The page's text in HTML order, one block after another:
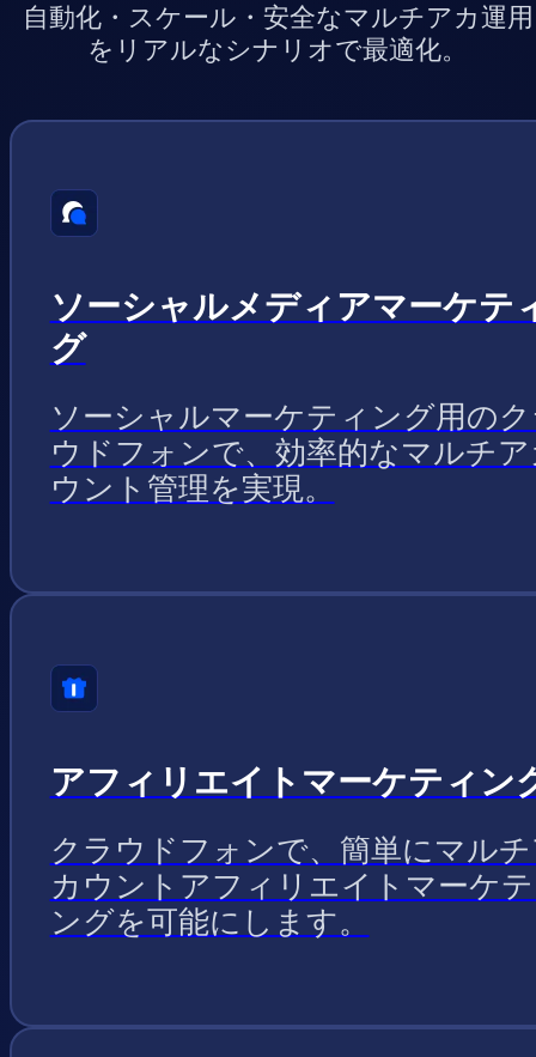
自動化・スケール・安全なマルチアカ運用
をリアルなシナリオで最適化。
ソーシャルメディアマーケテ
グ
ソーシャルマーケティング用の
ウドフォンで、効率的なマルチ
ウント管理を実現。
アフィリエイトマーケティン
クラウドフォンで、簡単にマル
カウントアフィリエイトマーケ
ングを可能にします。